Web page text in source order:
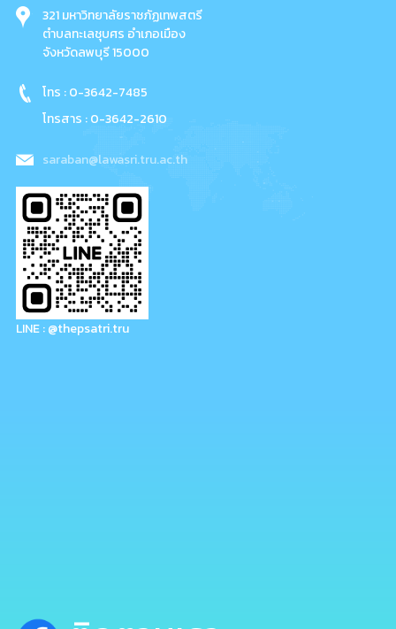
321 มหาวิทยาลัยราชภัฏเทพสตรี
ตำบลทะเลชุบศร อำเภอเมือง
จังหวัดลพบุรี 15000
โทร : 0-3642-7485
โทรสาร : 0-3642-2610
saraban@lawasri.tru.ac.th
LINE : @thepsatri.tru